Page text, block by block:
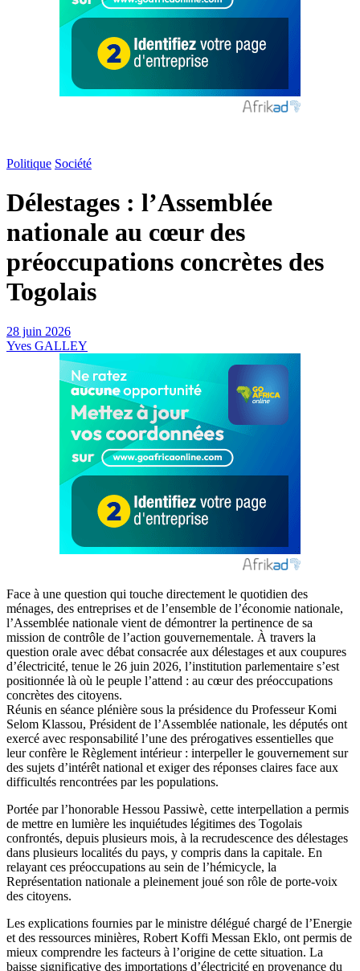
Politique Société
Délestages : l’Assemblée
nationale au cœur des
préoccupations concrètes des
Togolais
28 juin 2026
Yves GALLEY
Face à une question qui touche directement le quotidien des
ménages, des entreprises et de l’ensemble de l’économie nationale,
l’Assemblée nationale vient de démontrer la pertinence de sa
mission de contrôle de l’action gouvernementale. À travers la
question orale avec débat consacrée aux délestages et aux coupures
d’électricité, tenue le 26 juin 2026, l’institution parlementaire s’est
positionnée là où le peuple l’attend : au cœur des préoccupations
concrètes des citoyens.
Réunis en séance plénière sous la présidence du Professeur Komi
Selom Klassou, Président de l’Assemblée nationale, les députés ont
exercé avec responsabilité l’une des prérogatives essentielles que
leur confère le Règlement intérieur : interpeller le gouvernement sur
des sujets d’intérêt national et exiger des réponses claires face aux
difficultés rencontrées par les populations.
Portée par l’honorable Hessou Passiwè, cette interpellation a permis
de mettre en lumière les inquiétudes légitimes des Togolais
confrontés, depuis plusieurs mois, à la recrudescence des délestages
dans plusieurs localités du pays, y compris dans la capitale. En
relayant ces préoccupations au sein de l’hémicycle, la
Représentation nationale a pleinement joué son rôle de porte-voix
des citoyens.
Les explications fournies par le ministre délégué chargé de l’Energie
et des ressources minières, Robert Koffi Messan Eklo, ont permis de
mieux comprendre les facteurs à l’origine de cette situation. La
baisse significative des importations d’électricité en provenance du